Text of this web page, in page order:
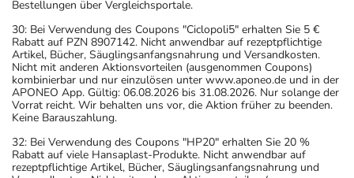
Bestellungen über Vergleichsportale.
30: Bei Verwendung des Coupons "Ciclopoli5" erhalten Sie 5 €
Rabatt auf PZN 8907142. Nicht anwendbar auf rezeptpflichtige
Artikel, Bücher, Säuglingsanfangsnahrung und Versandkosten.
Nicht mit anderen Aktionsvorteilen (ausgenommen Coupons)
kombinierbar und nur einzulösen unter www.aponeo.de und in der
APONEO App. Gültig: 06.08.2026 bis 31.08.2026. Nur solange der
Vorrat reicht. Wir behalten uns vor, die Aktion früher zu beenden.
Keine Barauszahlung.
32: Bei Verwendung des Coupons "HP20" erhalten Sie 20 %
Rabatt auf viele Hansaplast-Produkte. Nicht anwendbar auf
rezeptpflichtige Artikel, Bücher, Säuglingsanfangsnahrung und